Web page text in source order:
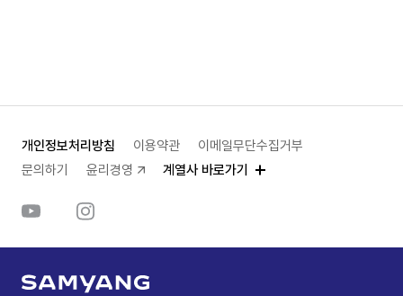
개인정보처리방침 이용약관
이메일무단수집거부
문의하기
윤리경영 계열사 바로가기